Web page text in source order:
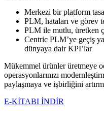
Merkezi bir platform
PLM, hataları ve görev
PLM ile mutlu, üretken
Centric PLM’ye geçiş
dünyaya dair KPI’lar
Mükemmel ürünler üretmeye
operasyonlarınızı
paylaşmaya ve işbirliğini
E-KİTABI İNDİR